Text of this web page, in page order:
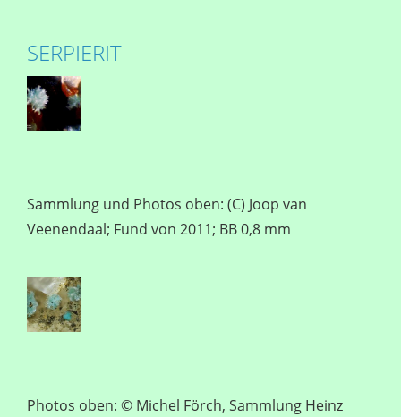
SERPIERIT
Sammlung und Photos oben: (C) Joop van
Veenendaal; Fund von 2011; BB 0,8 mm
Photos oben: © Michel Förch, Sammlung Heinz